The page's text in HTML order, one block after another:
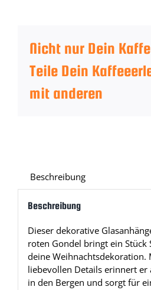
Nicht nur Dein
Teile Dein
mit anderen
Beschreibung
Beschreibung
Dieser dekorative
roten Gondel bringt ein Stück
deine Weihnachtsdekoration.
liebevollen Details erinnert er
in den Bergen und sorgt für